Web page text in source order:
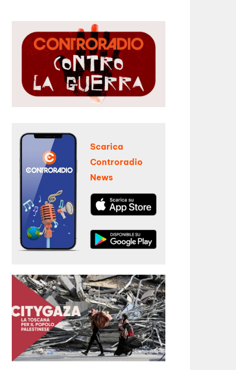
Scarica
Controradio
News